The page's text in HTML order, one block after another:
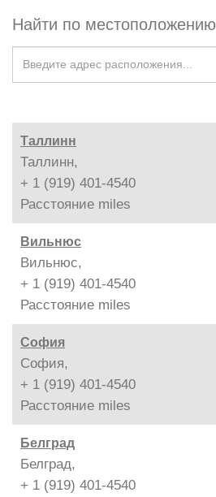
Найти по местоположению
Таллинн
Таллинн,
+ 1 (919) 401-4540
Расстояние miles
Вильнюс
Вильнюс,
+ 1 (919) 401-4540
Расстояние miles
София
София,
+ 1 (919) 401-4540
Расстояние miles
Белград
Белград,
+ 1 (919) 401-4540